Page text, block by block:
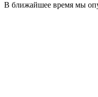
В ближайшее время мы